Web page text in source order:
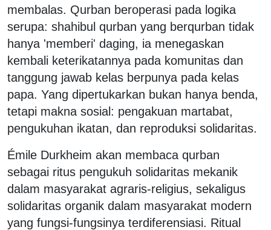
membalas. Qurban beroperasi pada logika
serupa: shahibul qurban yang berqurban tidak
hanya 'memberi' daging, ia menegaskan
kembali keterikatannya pada komunitas dan
tanggung jawab kelas berpunya pada kelas
papa. Yang dipertukarkan bukan hanya benda,
tetapi makna sosial: pengakuan martabat,
pengukuhan ikatan, dan reproduksi solidaritas.
Émile Durkheim akan membaca qurban
sebagai ritus pengukuh solidaritas mekanik
dalam masyarakat agraris-religius, sekaligus
solidaritas organik dalam masyarakat modern
yang fungsi-fungsinya terdiferensiasi. Ritual